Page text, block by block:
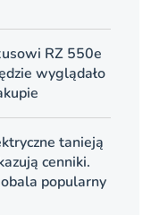
RZ 550e
wyglądało
tanieją
cenniki.
popularny